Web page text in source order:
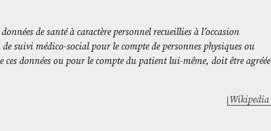
de santé à caractère personnel recueillies à l’occasion
suivi médico-social pour le compte de personnes physiques ou
données ou pour le compte du patient lui-même, doit être agréée
Wikipedia